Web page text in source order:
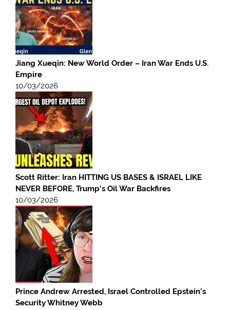
Jiang Xueqin: New World Order – Iran War Ends U.S.
Empire
10/03/2026
Scott Ritter: Iran HITTING US BASES & ISRAEL LIKE
NEVER BEFORE, Trump’s Oil War Backfires
10/03/2026
Prince Andrew Arrested, Israel Controlled Epstein’s
Security Whitney Webb